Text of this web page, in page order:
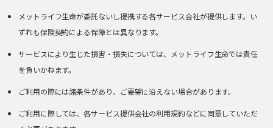
メットライフ生命が委託ないし提携する各サービス会社が提供します。い
ずれも保険契約による保障とは異なります。
サービスにより生じた損害・損失については、メットライフ生命では責任
を負いかねます。
ご利用の際には諸条件があり、ご要望に沿えない場合があります。
ご利用に際しては、各サービス提供会社の利用規約などに同意していただ